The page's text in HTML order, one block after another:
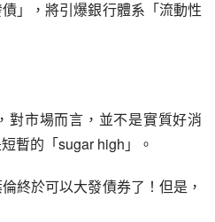
」，將引爆銀行體系「流動性
對市場而言，並不是實質好消
暫的「sugar high」。
終於可以大發債券了！但是，